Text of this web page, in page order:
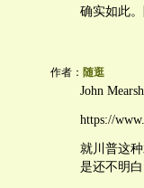
确实如此。
作者： 随逛
John
https://
就川普这
是还不明